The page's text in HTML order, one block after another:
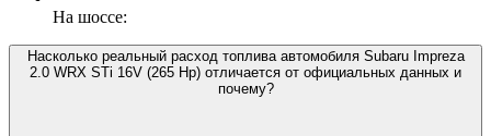
На шоссе:
Насколько реальный расход топлива автомобиля Subaru Impreza
2.0 WRX STi 16V (265 Hp) отличается от официальных данных и
почему?